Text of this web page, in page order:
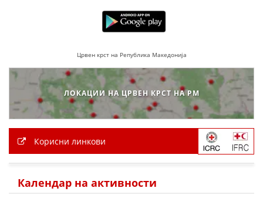
МЕЃУНАРОДНА СОРАБОТКА
ФОРМУЛАРИ ЗА БАРАЊА
ЗДРАВСТВЕНО ПРЕВЕНТИВНА ДЕЈНОСТ
Црвен крст на Република Македонија
ЛОКАЦИИ НА ЦРВЕН КРСТ НА РМ
Корисни линкови
Календар на активности